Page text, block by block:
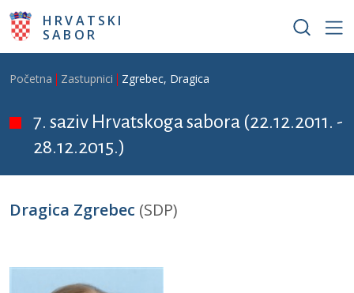
Skoči na glavni sadržaj
HRVATSKI
SABOR
Breadcrumb
Početna Zastupnici Zgrebec, Dragica
7. saziv Hrvatskoga sabora (22.12.2011. -
28.12.2015.)
Dragica Zgrebec (SDP)